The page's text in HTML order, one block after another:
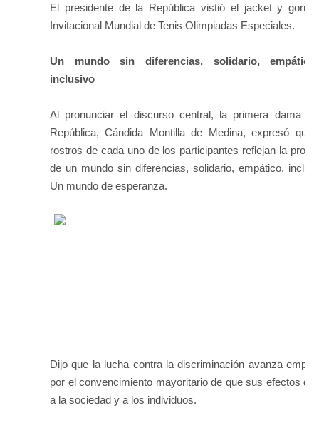
El presidente de la República vistió el jacket y gorra
Invitacional Mundial de Tenis Olimpiadas Especiales.
Un mundo sin diferencias, solidario,
inclusivo
Al pronunciar el discurso central, la primera dama
República, Cándida Montilla de Medina, expresó que
rostros de cada uno de los participantes reflejan la
de un mundo sin diferencias, solidario, empático,
Un mundo de esperanza.
Dijo que la lucha contra la discriminación avanza
por el convencimiento mayoritario de que sus efectos
a la sociedad y a los individuos.